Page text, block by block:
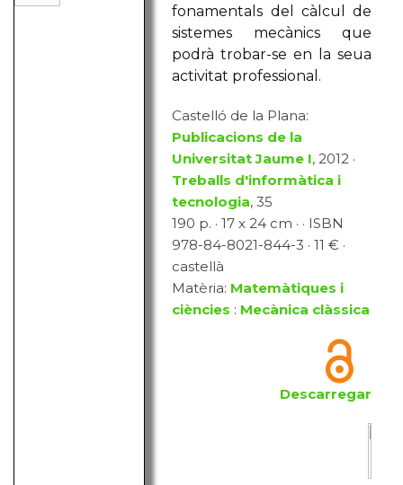
fonamentals del càlcul de
sistemes mecànics que
podrà trobar-se en la seua
activitat professional.
Castelló de la Plana:
Publicacions de la
Universitat Jaume I, 2012 ·
Treballs d'informàtica i
tecnologia, 35
190 p. · 17 x 24 cm · · ISBN
978-84-8021-844-3 · 11 € ·
castellà
Matèria: Matemàtiques i
ciències : Mecànica clàssica
Descarregar